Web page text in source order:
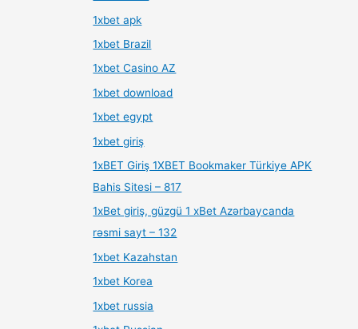
1xbet apk
1xbet Brazil
1xbet Casino AZ
1xbet download
1xbet egypt
1xbet giriş
1xBET Giriş 1XBET Bookmaker Türkiye APK
Bahis Sitesi – 817
1xBet giriş, güzgü 1 xBet Azərbaycanda
rəsmi sayt – 132
1xbet Kazahstan
1xbet Korea
1xbet russia